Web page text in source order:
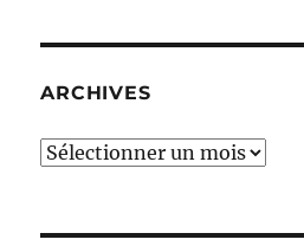
ARCHIVES
Archives